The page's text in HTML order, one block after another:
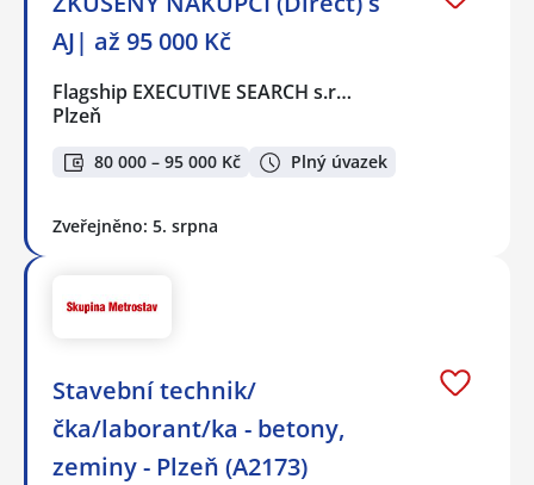
AJ| až 95 000 Kč
Flagship EXECUTIVE SEARCH s.r…
Plzeň
80 000 – 95 000 Kč Plný úvazek
Zveřejněno: 5. srpna
Stavební technik/
čka/laborant/ka - betony,
zeminy - Plzeň (A2173)